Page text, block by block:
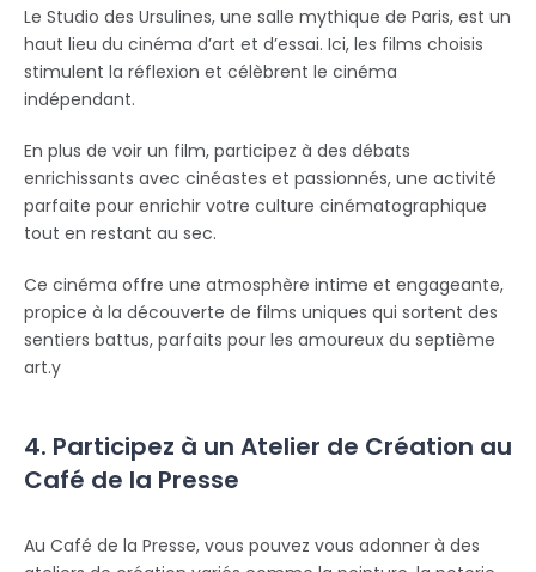
Le Studio des Ursulines, une salle mythique de Paris, est un
haut lieu du cinéma d’art et d’essai. Ici, les films choisis
stimulent la réflexion et célèbrent le cinéma
indépendant.
En plus de voir un film, participez à des débats
enrichissants avec cinéastes et passionnés, une activité
parfaite pour enrichir votre culture cinématographique
tout en restant au sec.
Ce cinéma offre une atmosphère intime et engageante,
propice à la découverte de films uniques qui sortent des
sentiers battus, parfaits pour les amoureux du septième
art.y
4. Participez à un Atelier de Création au
Café de la Presse
Au Café de la Presse, vous pouvez vous adonner à des